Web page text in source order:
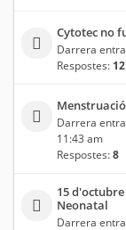
Cytotec no
Darrera
Respostes: 12
Darrera
11:43 am
Respostes:8
15
Neonatal
Darrera